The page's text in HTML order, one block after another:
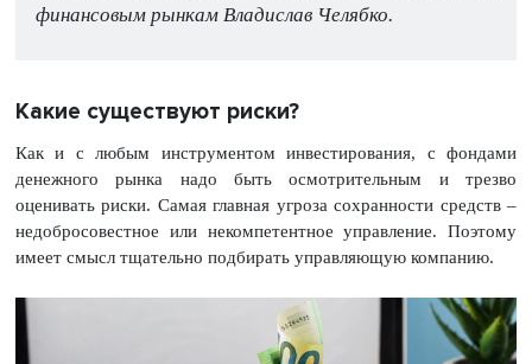
финансовым рынкам Владислав Челябко.
Какие существуют риски?
Как и с любым инструментом инвестирования, с фондами
денежного рынка надо быть осмотрительным и трезво
оценивать риски. Самая главная угроза сохранности средств –
недобросовестное или некомпетентное управление. Поэтому
имеет смысл тщательно подбирать управляющую компанию.